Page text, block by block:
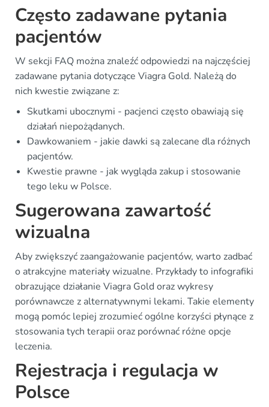
Często zadawane pytania
pacjentów
W sekcji FAQ można znaleźć odpowiedzi na najczęściej
zadawane pytania dotyczące Viagra Gold. Należą do
nich kwestie związane z:
Skutkami ubocznymi - pacjenci często obawiają się
działań niepożądanych.
Dawkowaniem - jakie dawki są zalecane dla różnych
pacjentów.
Kwestie prawne - jak wygląda zakup i stosowanie
tego leku w Polsce.
Sugerowana zawartość
wizualna
Aby zwiększyć zaangażowanie pacjentów, warto zadbać
o atrakcyjne materiały wizualne. Przykłady to infografiki
obrazujące działanie Viagra Gold oraz wykresy
porównawcze z alternatywnymi lekami. Takie elementy
mogą pomóc lepiej zrozumieć ogólne korzyści płynące z
stosowania tych terapii oraz porównać różne opcje
leczenia.
Rejestracja i regulacja w
Polsce